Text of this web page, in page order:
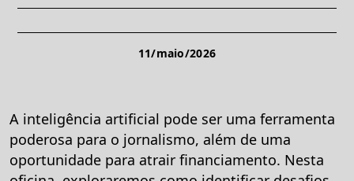
11/maio/2026
A inteligência artificial pode ser uma ferramenta
poderosa para o jornalismo, além de uma
oportunidade para atrair financiamento. Nesta